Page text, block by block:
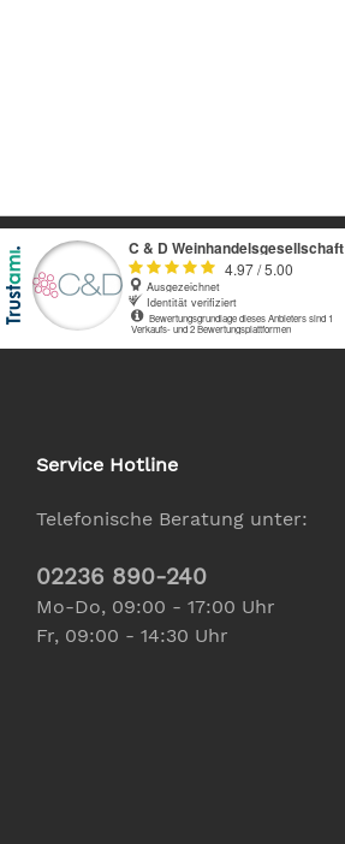
Service Hotline
Telefonische Beratung unter:
02236 890-240
Mo-Do, 09:00 - 17:00 Uhr
Fr, 09:00 - 14:30 Uhr